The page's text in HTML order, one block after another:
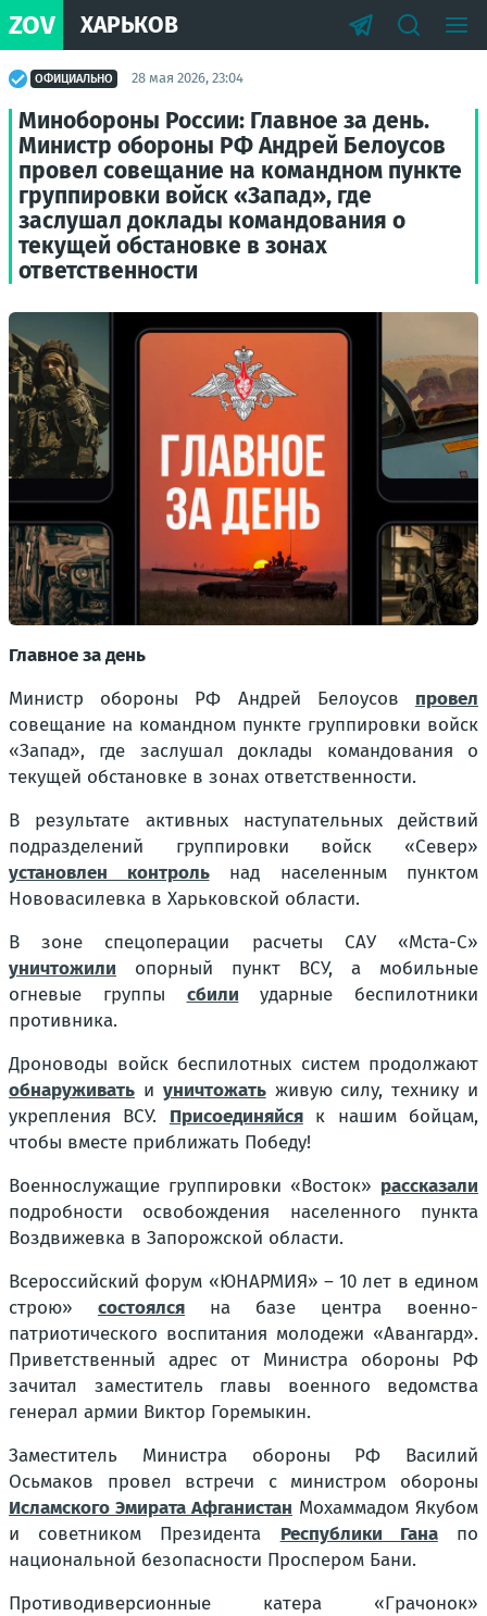
ZOV ХАРЬКОВ
ОФИЦИАЛЬНО 28 мая 2026, 23:04
Минобороны России: Главное за день.
Министр обороны РФ Андрей Белоусов
провел совещание на командном пункте
группировки войск «Запад», где
заслушал доклады командования о
текущей обстановке в зонах
ответственности
Главное за день
Министр обороны РФ Андрей Белоусов провел
совещание на командном пункте группировки войск
«Запад», где заслушал доклады командования о
текущей обстановке в зонах ответственности.
В результате активных наступательных действий
подразделений группировки войск «Север»
установлен контрольнад населенным пунктом
Нововасилевка в Харьковской области.
В зоне спецоперации расчеты САУ «Мста-С»
уничтожили опорный пункт ВСУ, а мобильные
огневые группы сбили ударные беспилотники
противника.
Дроноводы войск беспилотных систем продолжают
обнаруживать и уничтожатьживую силу, технику и
укрепления ВСУ. Присоединяйсяк нашим бойцам,
чтобы вместе приближать Победу!
Военнослужащие группировки «Восток» рассказали
подробности освобождения населенного пункта
Воздвижевка в Запорожской области.
Всероссийский форум «ЮНАРМИЯ» – 10 лет в едином
строю» состоялся на базе центра военно-
патриотического воспитания молодежи «Авангард».
Приветственный адрес от Министра обороны РФ
зачитал заместитель главы военного ведомства
генерал армии Виктор Горемыкин.
Заместитель Министра обороны РФ Василий
Осьмаков провел встречи с министром обороны
Исламского Эмирата Афганистан Мохаммадом Якубом
и советником Президента Республики Ганапо
национальной безопасности Проспером Бани.
Противодиверсионные катера «Грачонок»